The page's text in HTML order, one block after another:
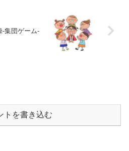
-集団ゲーム-
トを書き込む